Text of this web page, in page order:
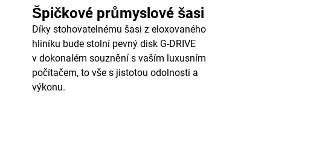
Špičkové průmyslové šasi
Díky stohovatelnému šasi z eloxovaného
hliníku bude stolní pevný disk G-DRIVE
v dokonalém souznění s vaším luxusním
počítačem, to vše s jistotou odolnosti a
výkonu.